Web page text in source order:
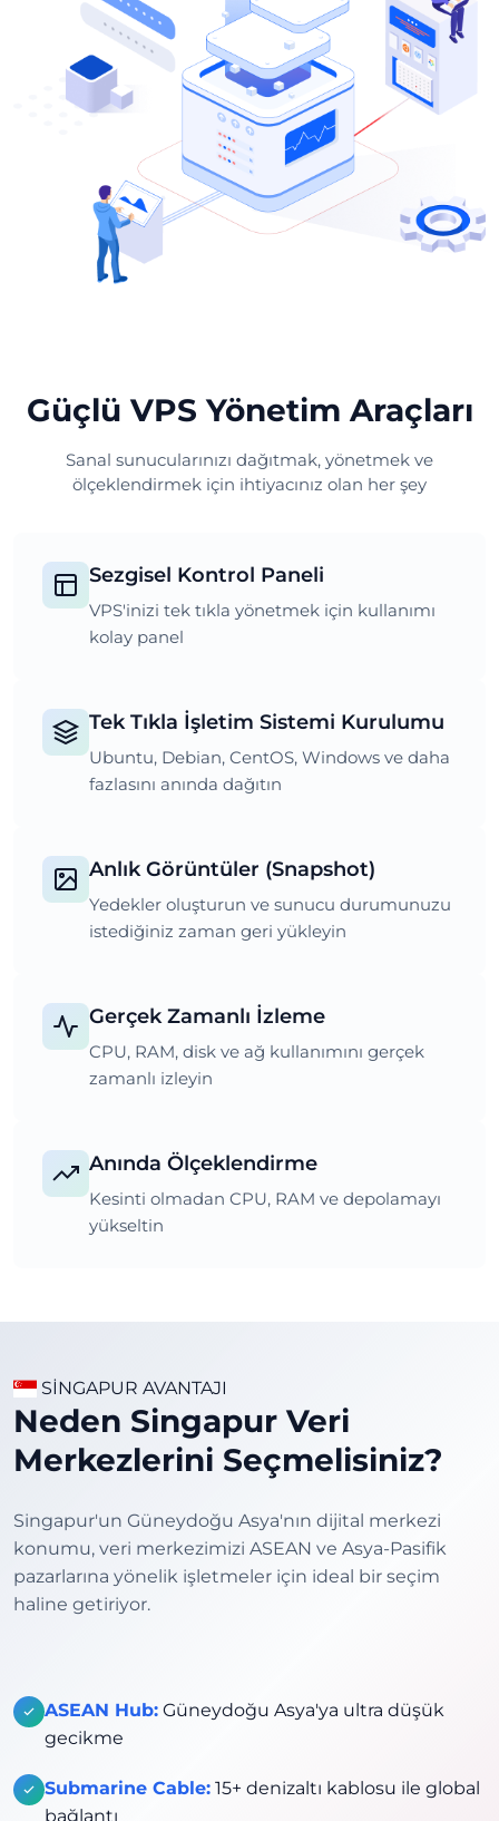
Güçlü VPS Yönetim Araçları
Sanal sunucularınızı dağıtmak, yönetmek ve
ölçeklendirmek için ihtiyacınız olan her şey
Sezgisel Kontrol Paneli
VPS'inizi tek tıkla yönetmek için kullanımı
kolay panel
Tek Tıkla İşletim Sistemi Kurulumu
Ubuntu, Debian, CentOS, Windows ve daha
fazlasını anında dağıtın
Anlık Görüntüler (Snapshot)
Yedekler oluşturun ve sunucu durumunuzu
istediğiniz zaman geri yükleyin
Gerçek Zamanlı İzleme
CPU, RAM, disk ve ağ kullanımını gerçek
zamanlı izleyin
Anında Ölçeklendirme
Kesinti olmadan CPU, RAM ve depolamayı
yükseltin
SİNGAPUR AVANTAJI
Neden Singapur Veri
Merkezlerini Seçmelisiniz?
Singapur'un Güneydoğu Asya'nın dijital merkezi
konumu, veri merkezimizi ASEAN ve Asya-Pasifik
pazarlarına yönelik işletmeler için ideal bir seçim
haline getiriyor.
ASEAN Hub: Güneydoğu Asya'ya ultra düşük
gecikme
Submarine Cable: 15+ denizaltı kablosu ile global
bağlantı